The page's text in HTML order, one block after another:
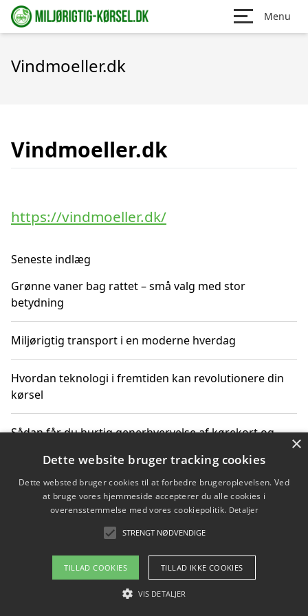
Menu
Vindmoeller.dk
Vindmoeller.dk
https://vindmoeller.dk/
Seneste indlæg
Grønne vaner bag rattet – små valg med stor
betydning
Miljørigtig transport i en moderne hverdag
Hvordan teknologi i fremtiden kan revolutionere din
kørsel
Sådan får du hurtig generhvervelse af kørekort og
Sådan lærer du miljørigtig kørsel hos en køreskole i
Gentofte
Copyright 2026 - Pilanto Aps
Om / kontakt
×
Dette website bruger tracking cookies
Dette websted bruger cookies til at forbedre brugeroplevelsen. Ved
at bruge vores hjemmeside accepterer du alle cookies i
overensstemmelse med vores cookiepolitik. Detaljer
STRENGT NØDVENDIGE
TILLAD COOKIES TILLAD IKKE COOKIES
VIS DETALJER